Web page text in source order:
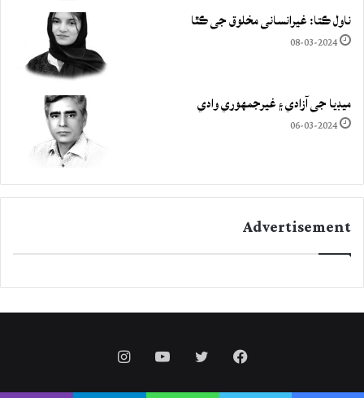
ناول ڪتا: غيرانساني مخلوق جي ڪٿا
08-03-2024
ميڊيا جي آزادي ۽ غيرجمھوري وادي
06-03-2024
Advertisement
Facebook
Twitter
YouTube